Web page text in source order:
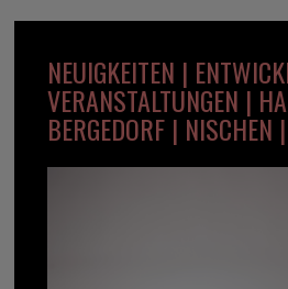
NEUIGKEITEN |
VERANSTALTUNGEN |
BERGEDORF | NISCHEN